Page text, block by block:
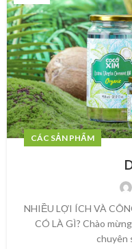
CÁC SẢN PHẨM
NHIỀU LỢI ÍCH VÀ
CÓ LÀ GÌ? Chào
chuyên